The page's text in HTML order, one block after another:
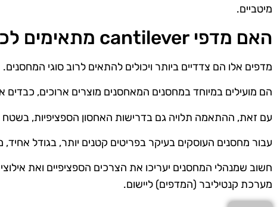
מיטביים.
האם מדפי cantilever מתאימים לכל סוגי המחסנים?
מדפים אלו הם צדדיים ביותר ויכולים להתאים לרוב סוגי המחסנים.
הם מועילים במיוחד במחסנים המאחסנים מוצרים ארוכים, כבדים
עם זאת, ההתאמה תלויה גם בדרישות האחסון הספציפיות, בשטח
עבור מחסנים העוסקים בעיקר בפריטים קטנים יותר, בגודל אחיד,
חשוב שמנהלי המחסנים יעריכו את הצרכים הספציפיים ואת
מערכת קנטיליבר (המדפים) ליישום.